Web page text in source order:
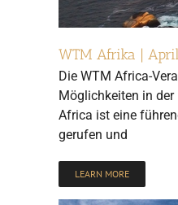
WTM Afrika |
Die WTM Africa-
Möglichkeiten in der
Africa ist eine
gerufen und
LEARN MORE